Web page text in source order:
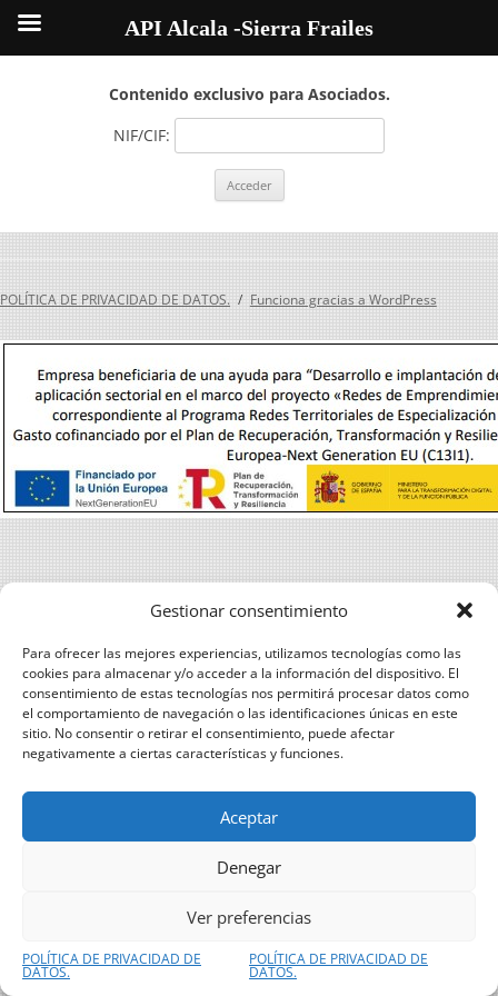
Gestionar consentimiento
Para ofrecer las mejores experiencias, utilizamos tecnologías como las
cookies para almacenar y/o acceder a la información del dispositivo. El
consentimiento de estas tecnologías nos permitirá procesar datos como
el comportamiento de navegación o las identificaciones únicas en este
sitio. No consentir o retirar el consentimiento, puede afectar
negativamente a ciertas características y funciones.
Aceptar
Denegar
Ver preferencias
POLÍTICA DE PRIVACIDAD DE
DATOS.
POLÍTICA DE PRIVACIDAD DE
DATOS.
Contenido exclusivo para Asociados.
NIF/CIF:
POLÍTICA DE PRIVACIDAD DE DATOS. Funciona gracias a WordPress
API Alcala -Sierra Frailes